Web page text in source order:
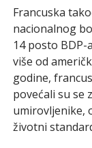
Francuska
nacionalnog
14 posto
više od
godine,
povećali su se
umirovljenike,
životni